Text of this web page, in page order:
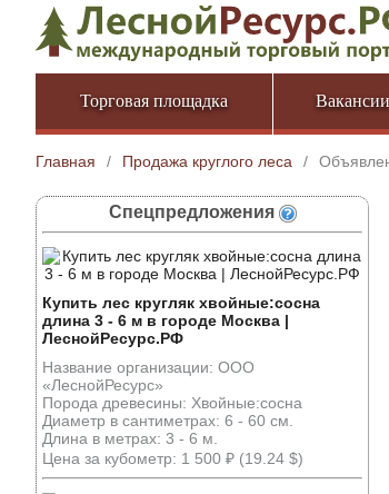
Торговая площадка
Главная / Продажа круглого леса /
Спецпредложения
Купить лес кругляк хвойные:сосна
длина 3 - 6 м в городе Москва |
ЛеснойРесурс.РФ
Название организации: ООО
«ЛеснойРесурс»
Порода древесины: Хвойные:сосна
Диаметр в сантиметрах: 6 - 60 см.
Длина в метрах: 3 - 6 м.
Цена за кубометр: 1 500 ₽ (19.24 $)